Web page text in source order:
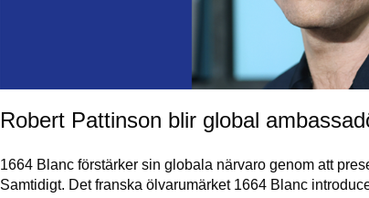
Robert Pattinson blir global
1664 Blanc förstärker sin globala närvaro genom att
Samtidigt. Det franska ölvarumärket 1664 Blanc